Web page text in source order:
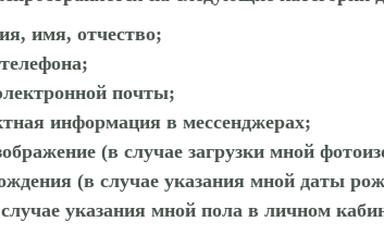
имя, отчество;
почты;
информация в мессенджерах;
(в случае загрузки мной
(в случае указания мной даты
указания мной пола в личном